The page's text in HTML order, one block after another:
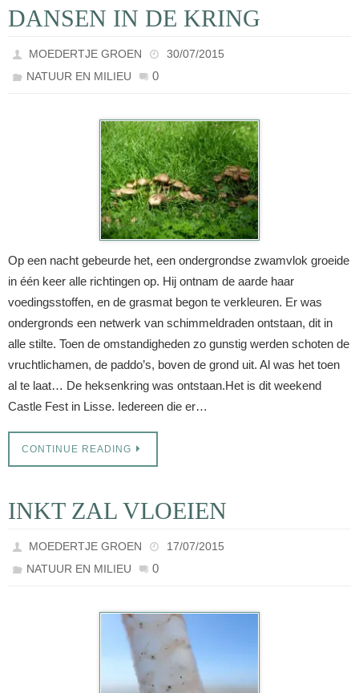
DANSEN IN DE KRING
MOEDERTJE GROEN
30/07/2015
NATUUR EN MILIEU
0
Op een nacht gebeurde het, een ondergrondse zwamvlok groeide
in één keer alle richtingen op. Hij ontnam de aarde haar
voedingsstoffen, en de grasmat begon te verkleuren. Er was
ondergronds een netwerk van schimmeldraden ontstaan, dit in
alle stilte. Toen de omstandigheden zo gunstig werden schoten de
vruchtlichamen, de paddo’s, boven de grond uit. Al was het toen
al te laat… De heksenkring was ontstaan.Het is dit weekend
Castle Fest in Lisse. Iedereen die er…
CONTINUE READING
INKT ZAL VLOEIEN
MOEDERTJE GROEN
17/07/2015
NATUUR EN MILIEU
0